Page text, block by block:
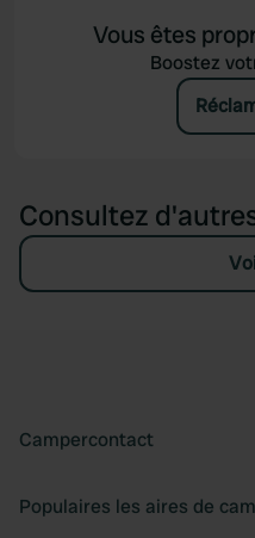
Vous êtes
Boostez
Consultez
Campercontact
Populaires les aires de